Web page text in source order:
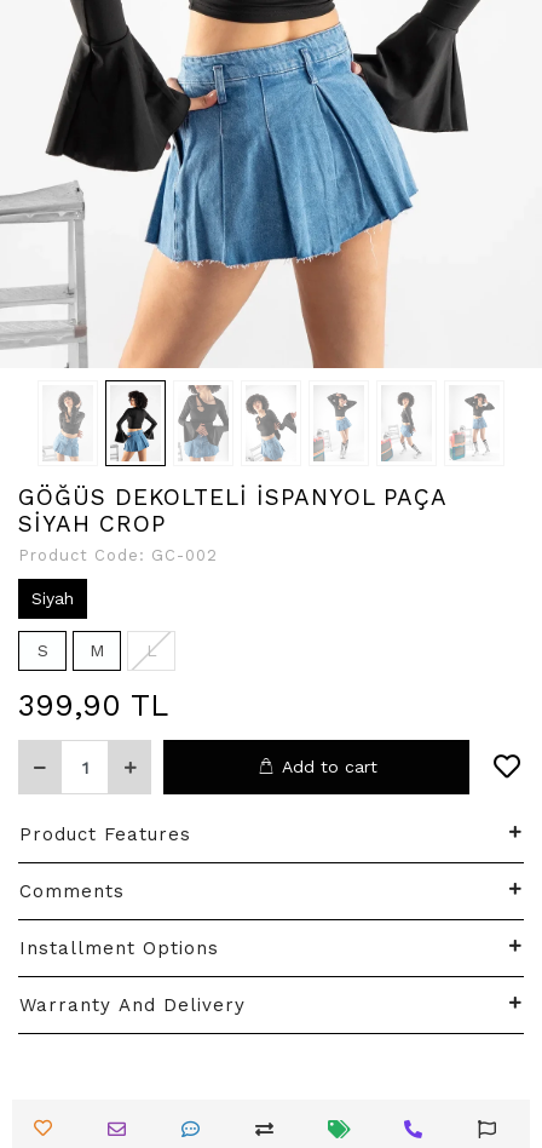
GÖĞÜS DEKOLTELİ İSPANYOL PAÇA
SİYAH CROP
Product Code: GC-002
Siyah
S M L
399,90 TL
Add to cart
Product Features
Comments
Installment Options
Warranty And Delivery